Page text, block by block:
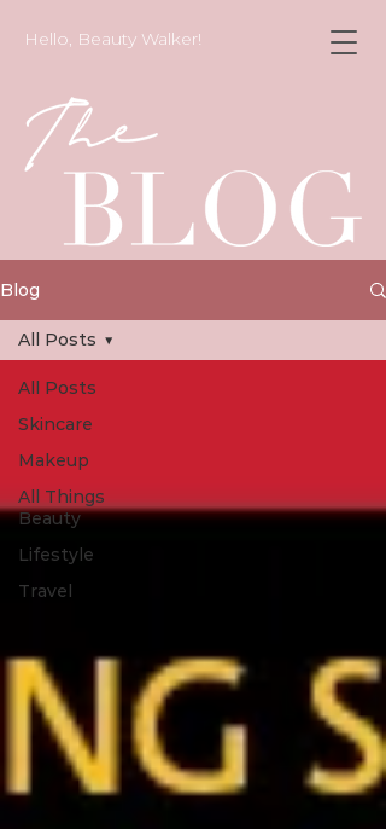
Hello, Beauty Walker!
Blog
All Posts
Skincare
Makeup
All Things
Beauty
Lifestyle
Travel
All Posts